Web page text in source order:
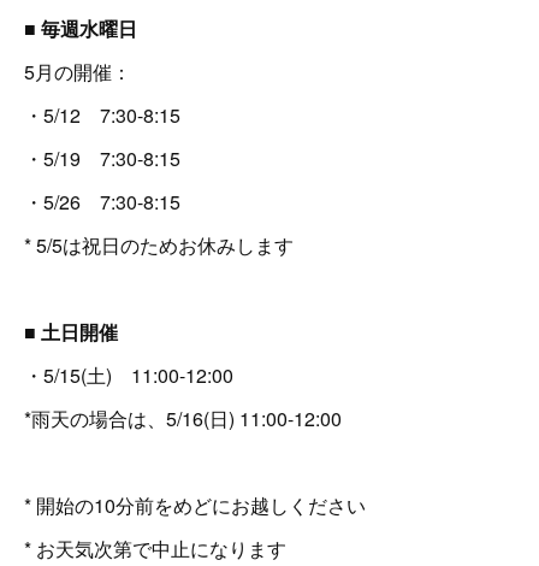
■ 毎週水曜日
5月の開催：
・5/12 7:30-8:15
・5/19 7:30-8:15
・5/26 7:30-8:15
* 5/5は祝日のためお休みします
■ 土日開催
・5/15(土) 11:00-12:00
*雨天の場合は、5/16(日) 11:00-12:00
* 開始の10分前をめどにお越しください
* お天気次第で中止になります